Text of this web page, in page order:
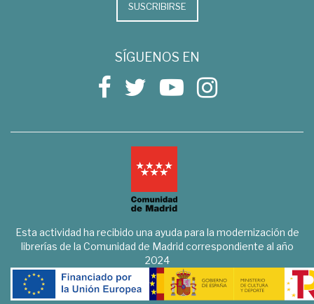
SUSCRIBIRSE
SÍGUENOS EN
Esta actividad ha recibido una ayuda para la modernización de
librerías de la Comunidad de Madrid correspondiente al año
2024